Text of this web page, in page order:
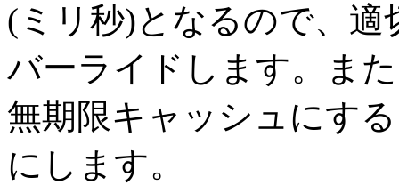
(ミリ秒)となるので、
バーライドします。ま
無期限キャッシュにす
にします。